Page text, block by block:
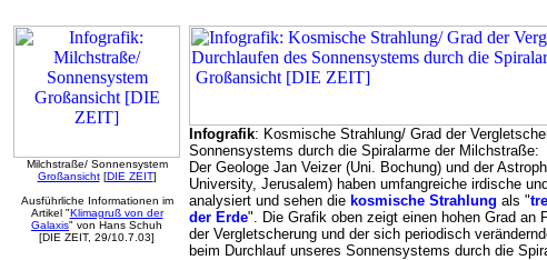
Milchstraße/ Sonnensystem
Großansicht[DIE ZEIT]
Ausführliche Informationen im
Artikel "Klimagruß von der
Galaxis" von Hans Schuh
[DIE ZEIT, 29/10.7.03]
Infografik: Kosmische Strahlung/ Grad der
Sonnensystems durch die Spiralarme der Milchstraße:
Der Geologe Jan Veizer (Uni. Bochung) und der
University, Jerusalem) haben umfangreiche irdische
analysiert und sehen die kosmische Strahlung als "
der Erde". Die Grafik oben zeigt einen hohen Grad an
der Vergletscherung und der sich periodisch
beim Durchlauf unseres Sonnensystems durch die